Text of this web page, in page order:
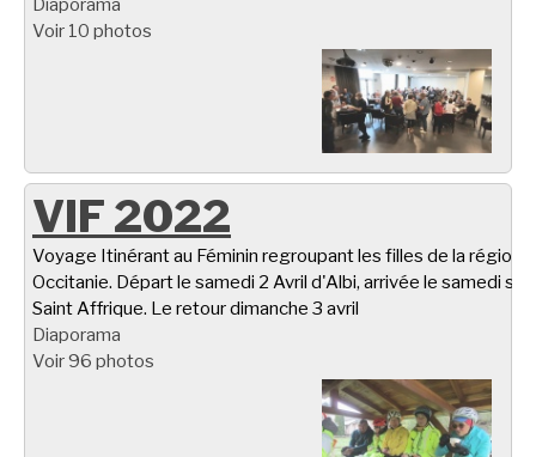
Diaporama
Voir 10 photos
VIF 2022
Voyage Itinérant au Féminin regroupant les filles de la région
Occitanie. Départ le samedi 2 Avril d'Albi, arrivée le samedi
Saint Affrique. Le retour dimanche 3 avril
Diaporama
Voir 96 photos